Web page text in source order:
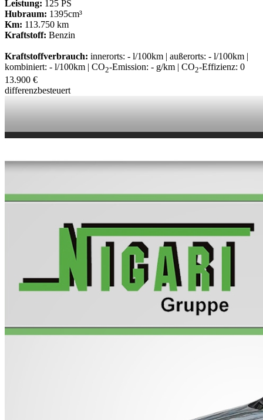
Leistung: 125 PS
Hubraum: 1395cm³
Km: 113.750 km
Kraftstoff: Benzin
Kraftstoffverbrauch: innerorts: - l/100km | außerorts: - l/100km |
kombiniert: - l/100km | CO2-Emission: - g/km | CO2-Effizienz: 0
13.900 €
differenzbesteuert